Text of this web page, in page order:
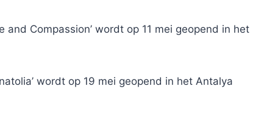
and Compassion’ wordt op 11 mei geopend in het
wordt op 19 mei geopend in het Antalya